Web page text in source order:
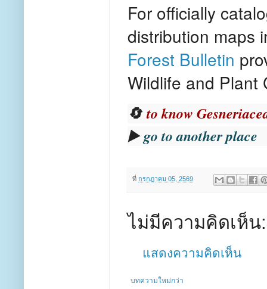
For officially
distribution maps
Forest Bulletin
Wildlife and
🔄 to know
▶️go to another place
ที่ กรกฎาคม 05, 2569
ไม่มีความคิดเห็น:
แสดงความคิดเห็น
บทความใหม่กว่า